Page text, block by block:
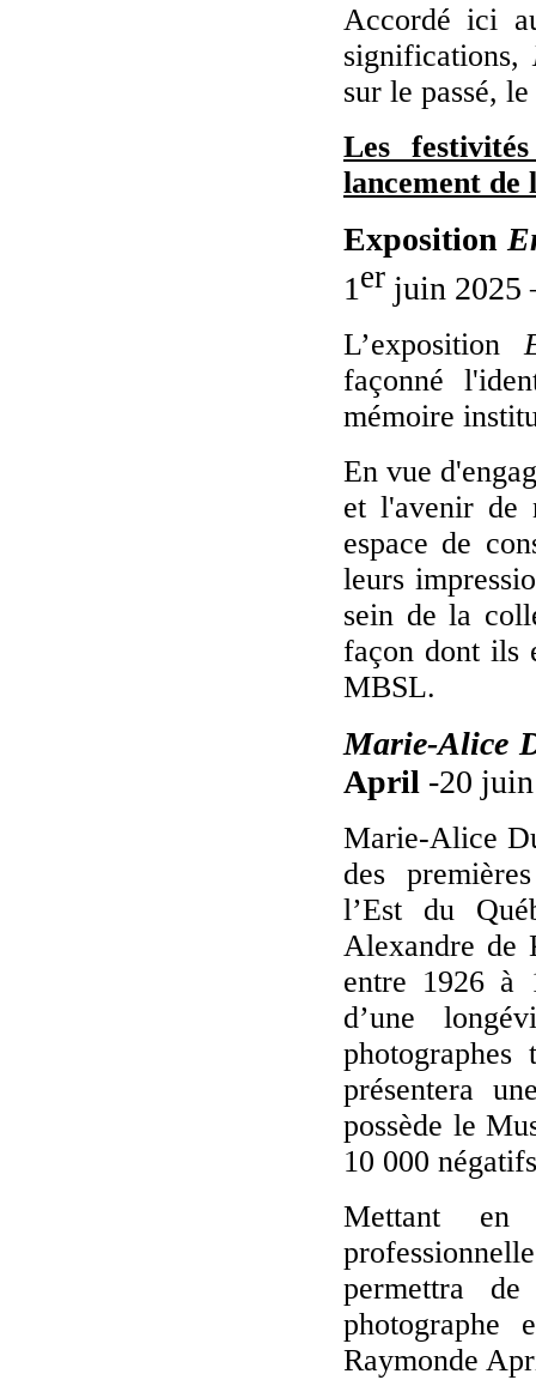
Accordé ici
significations,
sur le passé,
Les
lancement de
Exposition
1er juin 2025
L’exposition
façonné
mémoire
En vue
et l'avenir de
espace de
leurs
sein de la
façon dont ils
MBSL.
Marie-Alice
April -20
Marie-Alice
des
l’Est du
Alexandre de
entre 1926 à
d’une
photographes
présentera
possède le
10 000
Mettant en
permettra
photographe
Raymonde